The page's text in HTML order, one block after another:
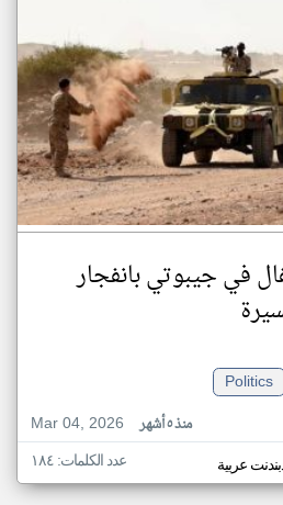
4 أطفال في جيبوتي بانفجار
Politics
Mar 04, 2026
منذ ٥ أشهر
عربية عدد الكلمات: ١٨٤